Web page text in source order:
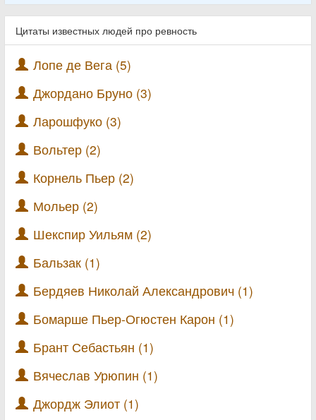
Цитаты известных людей про ревность
Лопе де Вега (5)
Джордано Бруно (3)
Ларошфуко (3)
Вольтер (2)
Корнель Пьер (2)
Мольер (2)
Шекспир Уильям (2)
Бальзак (1)
Бердяев Николай Александрович (1)
Бомарше Пьер-Огюстен Карон (1)
Брант Себастьян (1)
Вячеслав Урюпин (1)
Джордж Элиот (1)